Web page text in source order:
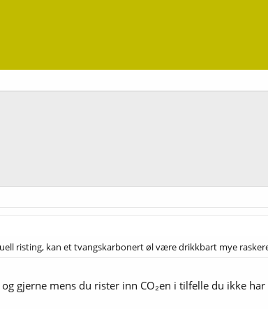
risting, kan et tvangskarbonert øl være drikkbart mye
gjerne mens du rister inn CO₂en i tilfelle du ikke